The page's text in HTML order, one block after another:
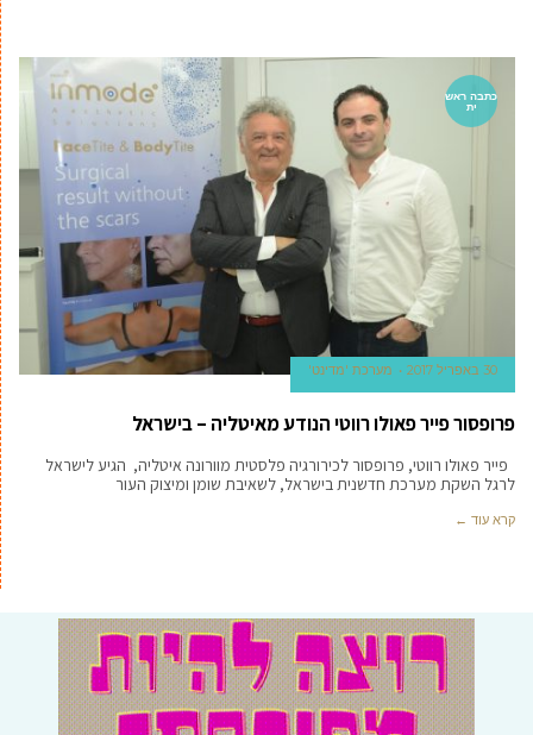
כתבה ראש
ית
30 באפריל 2017 מערכת 'מדינט'
פרופסור פייר פאולו רווטי הנודע מאיטליה – בישראל
פייר פאולו רווטי, פרופסור לכירורגיה פלסטית מוורונה איטליה, הגיע לישראל
לרגל השקת מערכת חדשנית בישראל, לשאיבת שומן ומיצוק העור
קרא עוד ←